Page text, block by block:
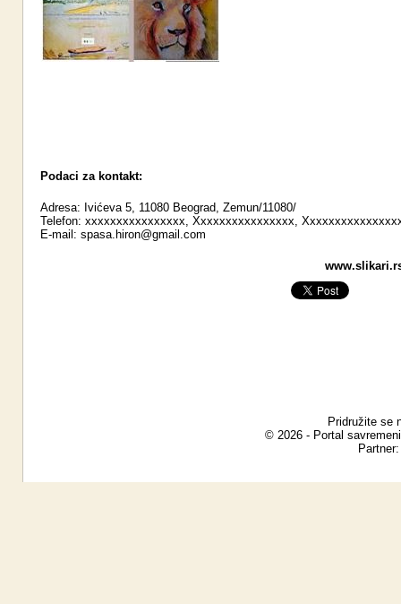
Podaci za kontakt:
Adresa: Ivićeva 5, 11080 Beograd, Zemun/11080/
Telefon: xxxxxxxxxxxxxxxx, Xxxxxxxxxxxxxxxx,
E-mail: spasa.hiron@gmail.com
Pridružite se
© 2026 - Portal